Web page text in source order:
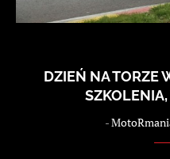
DZIEŃ NA TORZE
-